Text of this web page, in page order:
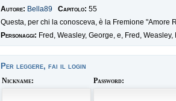
Autore: Bella89 Capitolo: 55
Questa, per chi la conosceva, è la Fremione "Amore
Personaggi: Fred, Weasley, George, e, Fred,
Per leggere, fai il login
Nickname: Password: